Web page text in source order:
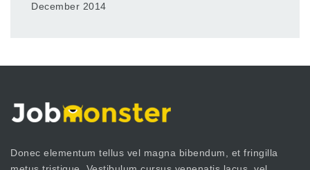
December 2014
Donec elementum tellus vel magna bibendum, et fringilla